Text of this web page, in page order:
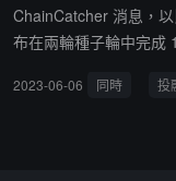
理費和 20% 的附帶權
擔任基金託管人。據悉
am Altman 和 Stripe
ChainCatcher 消息，
布在兩輪種子輪中完成
投，第二輪由 Gradient
2023-06-06 同時 投